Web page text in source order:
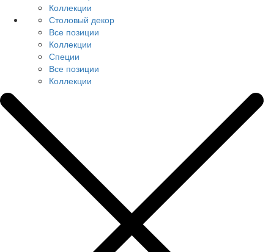
Коллекции
Столовый декор
Все позиции
Коллекции
Специи
Все позиции
Коллекции